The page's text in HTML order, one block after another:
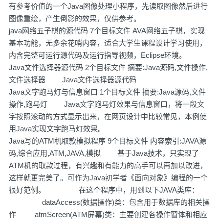
有参考价值的一个Java图像处理小程序，先读取图像然后进行
图像重绘，产生倒影的效果，仅供参考。
java网络五子棋的源代码 7个目标文件 AVA网络五子棋，实现
基本功能，无多余花哨内容，适合大学生课程设计学习使用，
内含完整可运行源代码及运行指导视频，Eclipse环境。
Java文件选择器源代码 2个目标文件 摘要:Java源码,文件操作,
文件选择器 Java文件选择器源代码
Java文字跑马灯与信息窗口 1个目标文件 摘要:Java源码,文件
操作,跑马灯 Java文字跑马灯效果与信息窗口，将一段文
字按照滚动的方式显示出来，在网页设计中比较常见，本例使
用Java实现文字跑马灯效果。
Java写的ATM机取款模拟程序 9个目标文件 内容索引:JAVA源
码,综合应用,ATM,JAVA,模拟 基于Java技术，只实现了
ATM机的取款过程，有兴趣和有能力的高手可以再加以改进，
这样就更完美了。可作为Java初学者《面向对象》编程的一个
很好范例。 在这个程序中，用到以下JAVA类库：
dataAccess(数据操作)类：包含用于数据库的相关操
作 atmScreen(ATM屏幕)类：主要创建各操作窗体和相应